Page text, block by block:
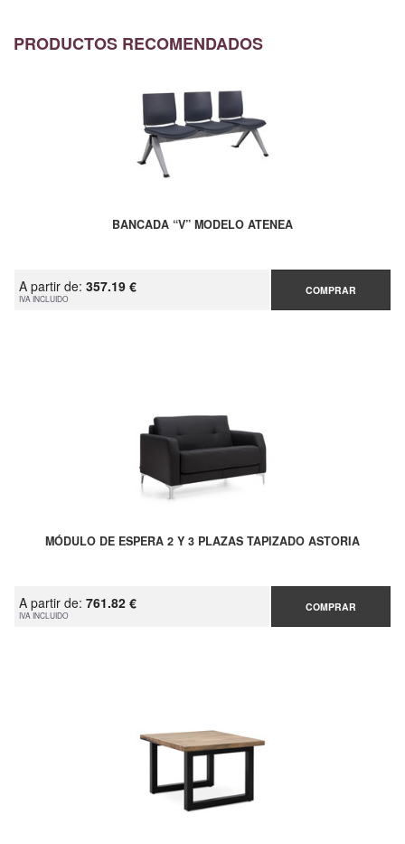
PRODUCTOS RECOMENDADOS
BANCADA “V” MODELO ATENEA
A partir de: 357.19 €
IVA INCLUIDO
COMPRAR
MÓDULO DE ESPERA 2 Y 3 PLAZAS TAPIZADO ASTORIA
A partir de: 761.82 €
IVA INCLUIDO
COMPRAR